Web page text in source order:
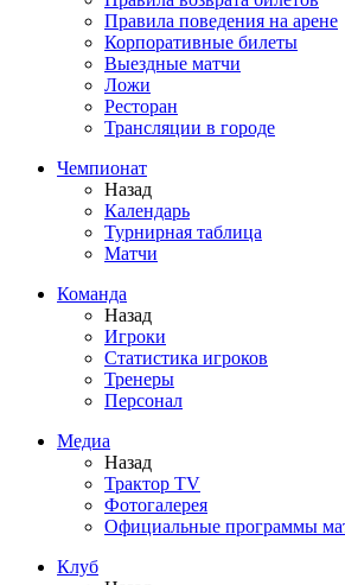
Правила поведения на арене
Корпоративные билеты
Выездные матчи
Ложи
Ресторан
Трансляции в городе
Чемпионат
Назад
Календарь
Турнирная таблица
Матчи
Команда
Назад
Игроки
Статистика игроков
Тренеры
Персонал
Медиа
Назад
Трактор TV
Фотогалерея
Официальные программы
Клуб